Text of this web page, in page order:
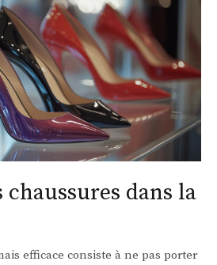
dans la
efficace consiste à ne pas porter